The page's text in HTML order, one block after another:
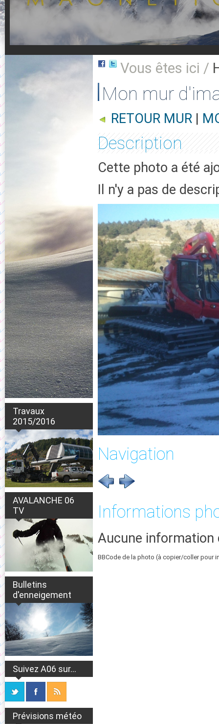
Travaux
2015/2016
AVALANCHE 06
TV
Bulletins
d'enneigement
Suivez A06 sur...
Prévisions météo
Vous êtes ici /
Mon mur
RETOUR MUR |
Description
Cette photo a été
Il n'y a pas de
Navigation
Informations
Aucune information
BBCode de la photo (à copier/coller pour